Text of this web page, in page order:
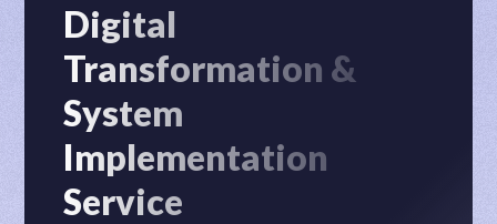
Digital
Transformation &
System
Implementation
Service